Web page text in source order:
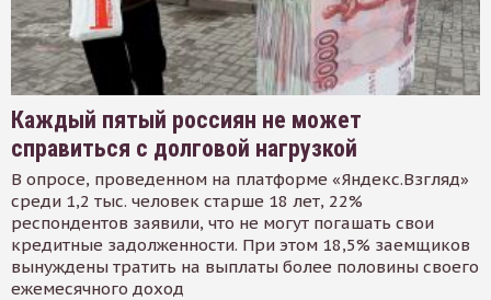
Каждый пятый россиян не может
справиться с долговой нагрузкой
В опросе, проведенном на платформе «Яндекс.Взгляд»
среди 1,2 тыс. человек старше 18 лет, 22%
респондентов заявили, что не могут погашать свои
кредитные задолженности. При этом 18,5% заемщиков
вынуждены тратить на выплаты более половины своего
ежемесячного доход